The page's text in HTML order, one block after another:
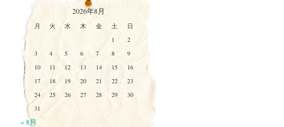
2026年8月
月 火 水 木 金 土
日
1
2
3
4 5 6 7 8
9
10
11 12 13 14 15
16
17
18 19 20 21 22
23
24
25 26 27 28 29
30
31
« 8月